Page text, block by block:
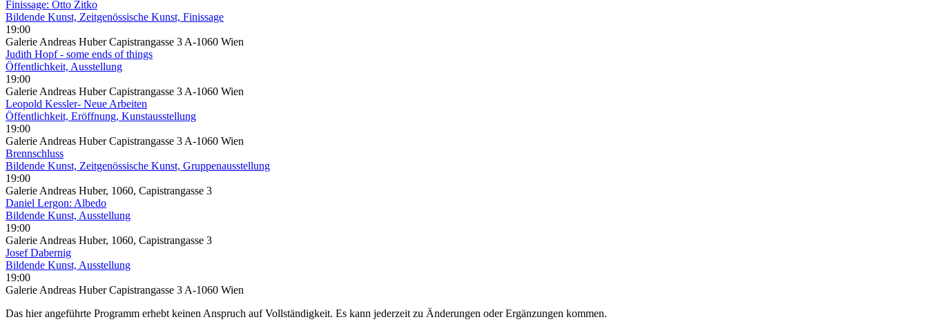
Finissage: Otto Zitko
Bildende Kunst, Zeitgenössische Kunst, Finissage
19:00
Galerie Andreas Huber Capistrangasse 3 A-1060 Wien
Judith Hopf - some ends of things
Öffentlichkeit, Ausstellung
19:00
Galerie Andreas Huber Capistrangasse 3 A-1060 Wien
Leopold Kessler- Neue Arbeiten
Öffentlichkeit, Eröffnung, Kunstausstellung
19:00
Galerie Andreas Huber Capistrangasse 3 A-1060 Wien
Brennschluss
Bildende Kunst, Zeitgenössische Kunst, Gruppenausstellung
19:00
Galerie Andreas Huber, 1060, Capistrangasse 3
Daniel Lergon: Albedo
Bildende Kunst, Ausstellung
19:00
Galerie Andreas Huber, 1060, Capistrangasse 3
Josef Dabernig
Bildende Kunst, Ausstellung
19:00
Galerie Andreas Huber Capistrangasse 3 A-1060 Wien
Das hier angeführte Programm erhebt keinen Anspruch auf Vollständigkeit. Es kann jederzeit zu Änderungen oder Ergänzungen kommen.